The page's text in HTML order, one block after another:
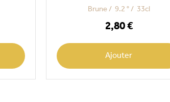
Brune 9.2 ° 33cl
2,80 €
Ajouter